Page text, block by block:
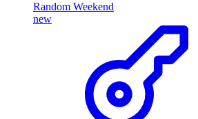
Random Weekend
new